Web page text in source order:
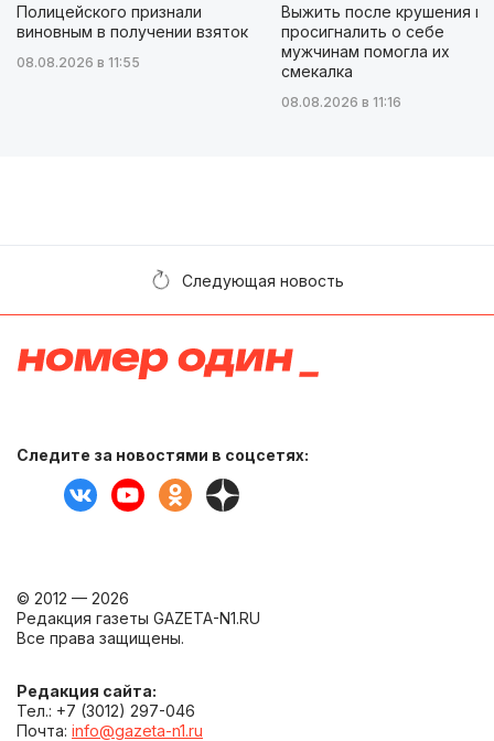
Полицейского признали
виновным в получении взяток
08.08.2026 в 11:55
Выжить после крушения и
просигналить о себе
мужчинам помогла их
смекалка
08.08.2026 в 11:16
Следующая новость
Следите за новостями в соцсетях:
© 2012 — 2026
Редакция газеты GAZETA-N1.RU
Все права защищены.
Редакция сайта:
Тел.: +7 (3012) 297-046
Почта: info@gazeta-n1.ru